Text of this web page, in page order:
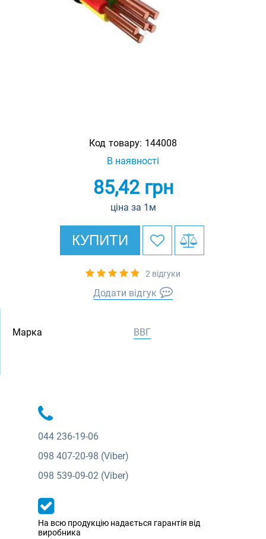
Код товару: 144008
В наявності
85,42грн
ціна за 1м
КУПИТИ
2 відгуки
Додати відгук
Марка ВВГ
044 236-19-06
098 407-20-98 (Viber)
098 539-09-02 (Viber)
На всю продукцію надається гарантія від
виробника